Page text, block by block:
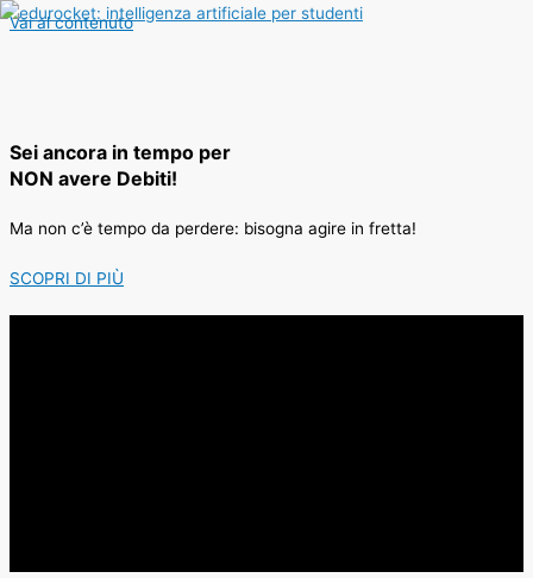
Vai al contenuto
Sei ancora in tempo per
NON avere Debiti!
Ma non c’è tempo da perdere: bisogna agire in fretta!
SCOPRI DI PIÙ